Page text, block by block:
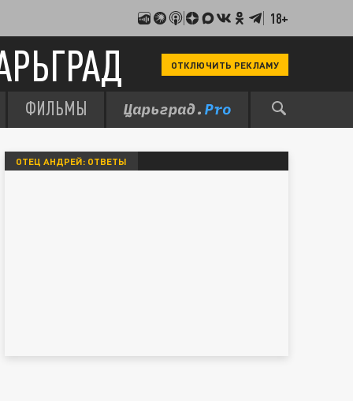
18+
ОТКЛЮЧИТЬ РЕКЛАМУ
ФИЛЬМЫ
ОТЕЦ АНДРЕЙ: ОТВЕТЫ